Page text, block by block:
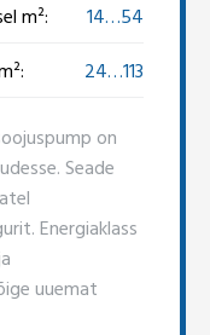
m²:
14…54
24…113
on
Seade
Energiaklass
uuemat